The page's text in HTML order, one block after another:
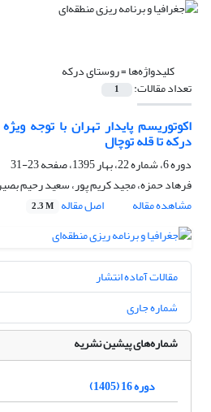
کلیدواژه‌ها =روستای درکه
تعداد مقالات: 1
اکوتوریسم پایدار تهران با توجه
درکه تا قله توچال
دوره 6، شماره 22، بهار 1395، صفحه
23-31
فرهاد حمزه، مجید کریم پور، سعید رحیم
مشاهده مقاله
اصل مقاله 2.3 M
مقالات آماده انتشار
شماره جاری
شماره‌های پیشین نشریه
دوره 16 (1405)